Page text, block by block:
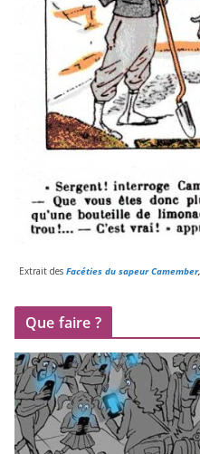
Extrait desFacéties du sapeur Camember,
Que faire ?